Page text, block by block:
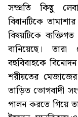
সম্প্রতি কিছু
বিধানটিকে
বিষয়টিকে
বানিয়েছে। তারা
বহুবিবাহকে
শরীয়তের
তাড়িত ভোগবাদী
পালন করতে গিয়ে